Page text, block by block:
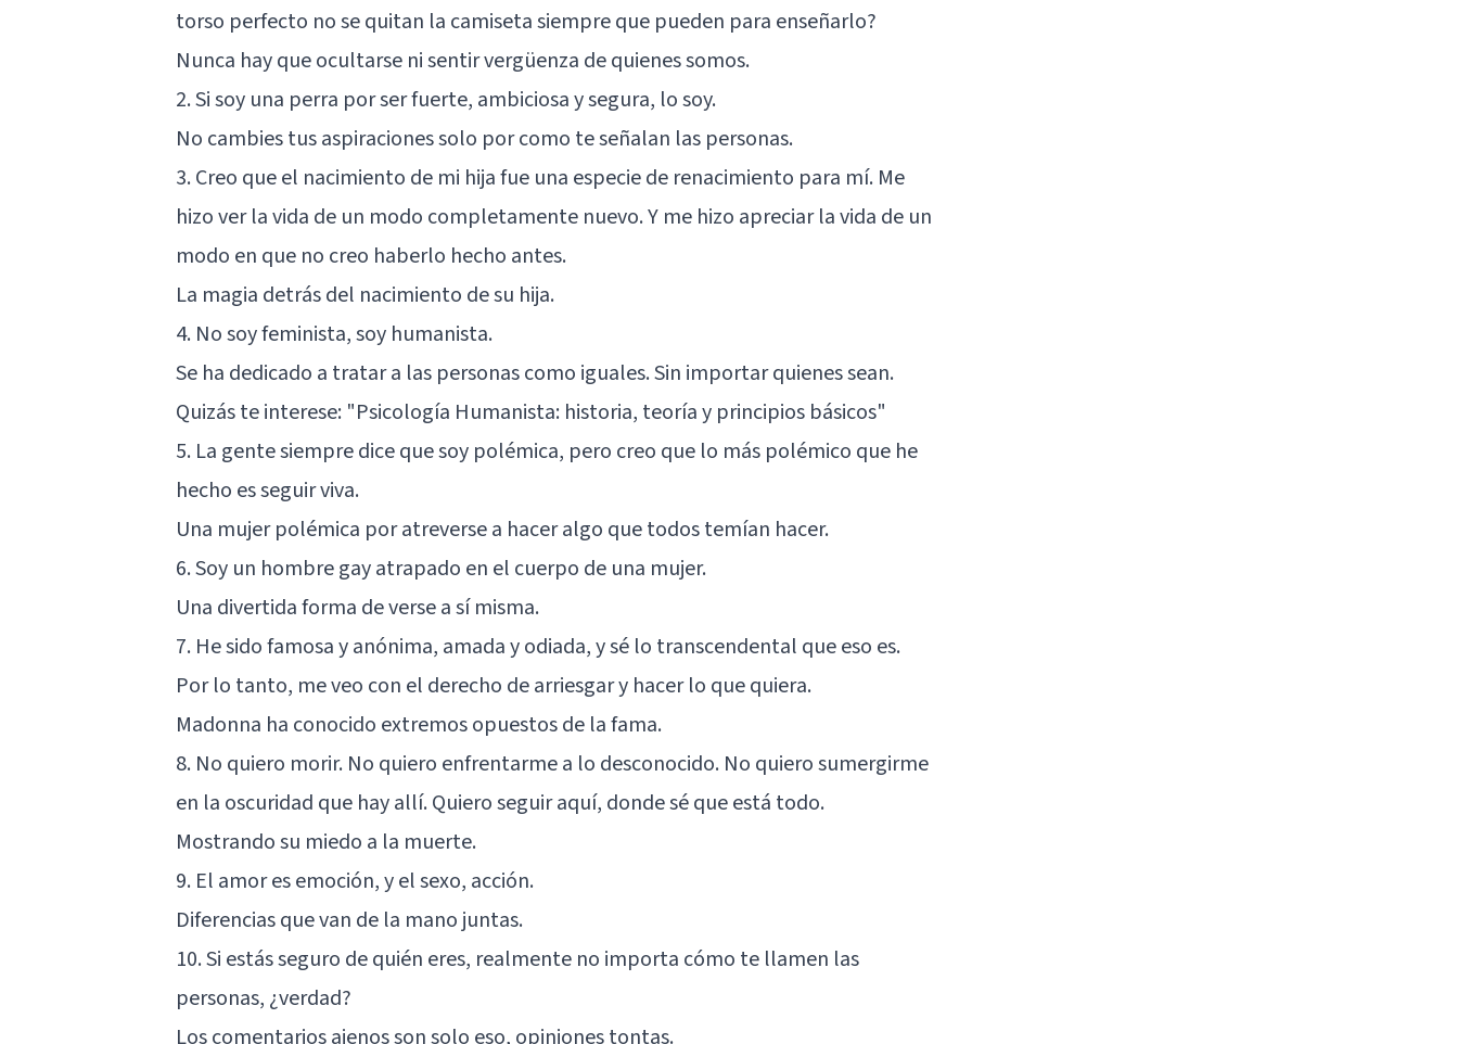
torso perfecto no se quitan la camiseta siempre que pueden para enseñarlo?
Nunca hay que ocultarse ni sentir vergüenza de quienes somos.
2. Si soy una perra por ser fuerte, ambiciosa y segura, lo soy.
No cambies tus aspiraciones solo por como te señalan las personas.
3. Creo que el nacimiento de mi hija fue una especie de renacimiento para mí. Me
hizo ver la vida de un modo completamente nuevo. Y me hizo apreciar la vida de un
modo en que no creo haberlo hecho antes.
La magia detrás del nacimiento de su hija.
4. No soy feminista, soy humanista.
Se ha dedicado a tratar a las personas como iguales. Sin importar quienes sean.
Quizás te interese: "Psicología Humanista: historia, teoría y principios básicos"
5. La gente siempre dice que soy polémica, pero creo que lo más polémico que he
hecho es seguir viva.
Una mujer polémica por atreverse a hacer algo que todos temían hacer.
6. Soy un hombre gay atrapado en el cuerpo de una mujer.
Una divertida forma de verse a sí misma.
7. He sido famosa y anónima, amada y odiada, y sé lo transcendental que eso es.
Por lo tanto, me veo con el derecho de arriesgar y hacer lo que quiera.
Madonna ha conocido extremos opuestos de la fama.
8. No quiero morir. No quiero enfrentarme a lo desconocido. No quiero sumergirme
en la oscuridad que hay allí. Quiero seguir aquí, donde sé que está todo.
Mostrando su miedo a la muerte.
9. El amor es emoción, y el sexo, acción.
Diferencias que van de la mano juntas.
10. Si estás seguro de quién eres, realmente no importa cómo te llamen las
personas, ¿verdad?
Los comentarios ajenos son solo eso, opiniones tontas.